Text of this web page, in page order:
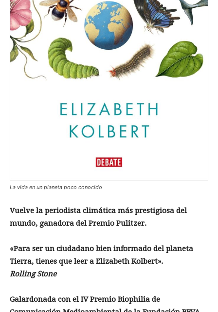
La vida en un planeta poco conocido
Vuelve la periodista climática más prestigiosa del
mundo, ganadora del Premio Pulitzer.
«Para ser un ciudadano bien informado del planeta
Tierra, tienes que leer a Elizabeth Kolbert».
Rolling Stone
Galardonada con el IV Premio Biophilia de